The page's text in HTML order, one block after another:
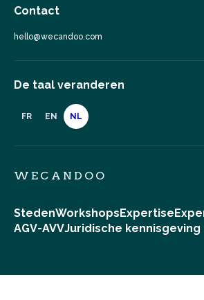
Contact
hello@wecandoo.com
De taal veranderen
FR EN NL
WECANDOO
StedenWorkshops Expertise
AGV-AVVJuridische kennisgeving